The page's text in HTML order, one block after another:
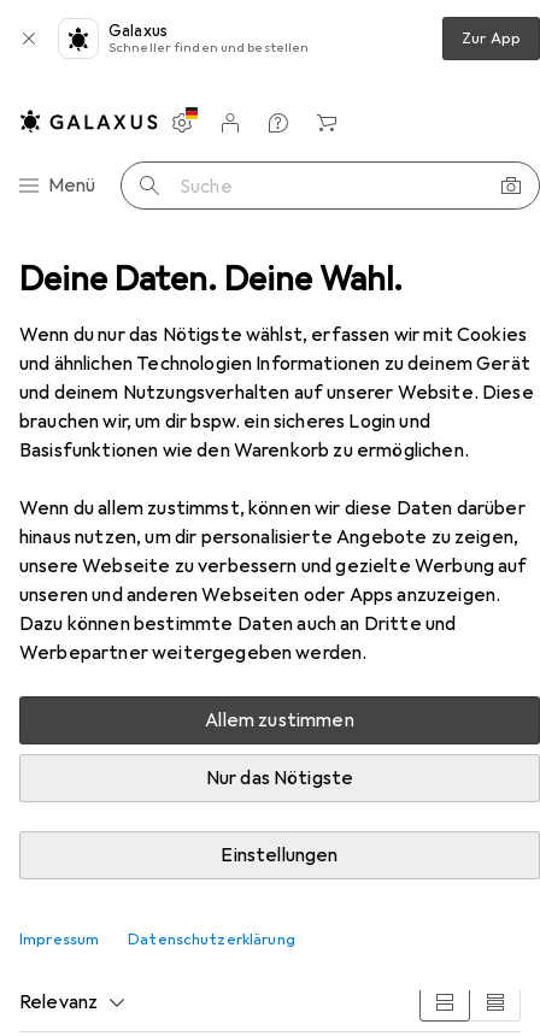
Deine Daten. Deine Wahl.
Wenn du nur das Nötigste wählst, erfassen wir mit Cookies
und ähnlichen Technologien Informationen zu deinem Gerät
und deinem Nutzungsverhalten auf unserer Website. Diese
brauchen wir, um dir bspw. ein sicheres Login und
Basisfunktionen wie den Warenkorb zu ermöglichen.
Wenn du allem zustimmst, können wir diese Daten darüber
hinaus nutzen, um dir personalisierte Angebote zu zeigen,
unsere Webseite zu verbessern und gezielte Werbung auf
unseren und anderen Webseiten oder Apps anzuzeigen.
Dazu können bestimmte Daten auch an Dritte und
Werbepartner weitergegeben werden.
Allem zustimmen
Nur das Nötigste
Einstellungen
Impressum Datenschutzerklärung
Galaxus
Schneller finden und bestellen Zur App
Navigation nach Kategorien
Menü Suche
Einstellungen
Kundenkonto
Vergleichslisten
Merklisten
Warenkorb
Geze Wellen flexibel passend für OL 90 N / OL 95
Geze
Wellen flexibel passend für OL
90 N / OL 95
1 Stk.
Zubehör für Geze Wellen flexibel
passend für OL 90 N / OL 95
Wellen flexibel passend für OL 90 N / OL 95 aus der
Relevanz